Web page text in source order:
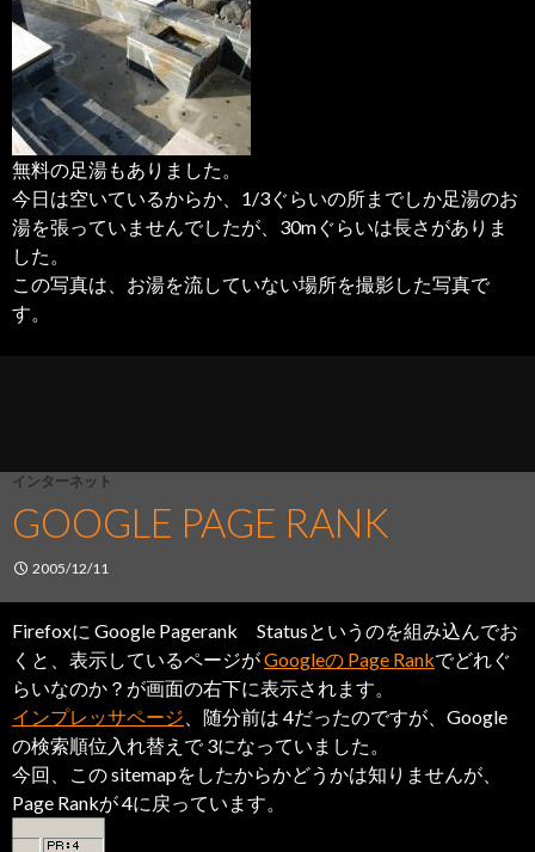
無料の足湯もありました。
今日は空いているからか、1/3ぐらいの所までしか足湯のお
湯を張っていませんでしたが、30mぐらいは長さがありま
した。
この写真は、お湯を流していない場所を撮影した写真で
す。
インターネット
GOOGLE PAGE RANK
2005/12/11
Firefoxに Google Pagerank Statusというのを組み込んでお
くと、表示しているページがGoogleの Page Rankでどれぐ
らいなのか？が画面の右下に表示されます。
インプレッサページ 、随分前は 4だったのですが、Google
の検索順位入れ替えで 3になっていました。
今回、この sitemapをしたからかどうかは知りませんが、
Page Rankが 4に戻っています。